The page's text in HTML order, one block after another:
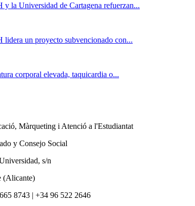
la Universidad de Cartagena refuerzan...
un proyecto subvencionado con...
corporal elevada, taquicardia o...
Màrqueting i Atenció a l'Estudiantat
y Consejo Social
s/n
(Alicante)
8743 | +34 96 522 2646